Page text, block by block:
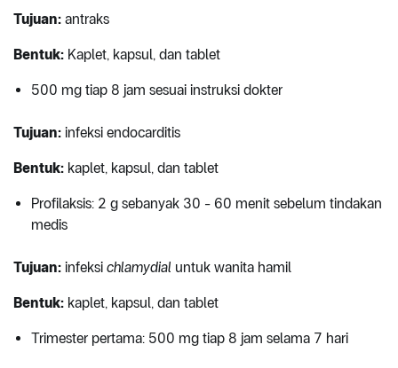
Tujuan: antraks
Bentuk: Kaplet, kapsul, dan tablet
500 mg tiap 8 jam sesuai instruksi dokter
Tujuan: infeksi endocarditis
Bentuk: kaplet, kapsul, dan tablet
Profilaksis: 2 g sebanyak 30 - 60 menit sebelum tindakan
medis
Tujuan: infeksi chlamydial untuk wanita hamil
Bentuk: kaplet, kapsul, dan tablet
Trimester pertama: 500 mg tiap 8 jam selama 7 hari